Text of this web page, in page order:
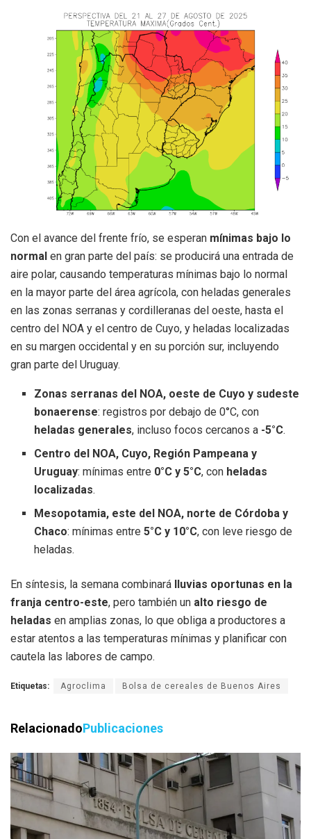
Con el avance del frente frío, se esperan mínimas bajo lo
normal en gran parte del país: se producirá una entrada de
aire polar, causando temperaturas mínimas bajo lo normal
en la mayor parte del área agrícola, con heladas generales
en las zonas serranas y cordilleranas del oeste, hasta el
centro del NOA y el centro de Cuyo, y heladas localizadas
en su margen occidental y en su porción sur, incluyendo
gran parte del Uruguay.
Zonas serranas del NOA, oeste de Cuyo y sudeste
bonaerense: registros por debajo de 0°C, con
heladas generales, incluso focos cercanos a -5°C.
Centro del NOA, Cuyo, Región Pampeana y
Uruguay: mínimas entre 0°C y 5°C, con heladas
localizadas.
Mesopotamia, este del NOA, norte de Córdoba y
Chaco: mínimas entre5°C y 10°C, con leve riesgo de
heladas.
En síntesis, la semana combinará lluvias oportunas en la
franja centro-este, pero también un alto riesgo de
heladas en amplias zonas, lo que obliga a productores a
estar atentos a las temperaturas mínimas y planificar con
cautela las labores de campo.
Etiquetas: Agroclima Bolsa de cereales de Buenos Aires
RelacionadoPublicaciones